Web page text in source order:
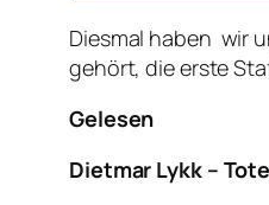
Diesmal haben wir
gehört, die erste
Gelesen
Dietmar Lykk –